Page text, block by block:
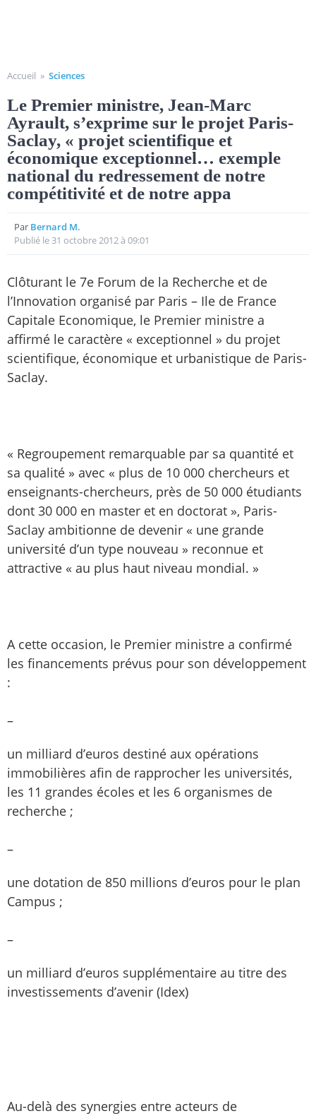
Accueil » Sciences
Le Premier ministre, Jean-Marc
Ayrault, s’exprime sur le projet Paris-
Saclay, « projet scientifique et
économique exceptionnel… exemple
national du redressement de notre
compétitivité et de notre appa
Par Bernard M.
Publié le 31 octobre 2012 à 09:01
Clôturant le 7e Forum de la Recherche et de
l’Innovation organisé par Paris – Ile de France
Capitale Economique, le Premier ministre a
affirmé le caractère « exceptionnel » du projet
scientifique, économique et urbanistique de Paris-
Saclay.
« Regroupement remarquable par sa quantité et
sa qualité » avec « plus de 10 000 chercheurs et
enseignants-chercheurs, près de 50 000 étudiants
dont 30 000 en master et en doctorat », Paris-
Saclay ambitionne de devenir « une grande
université d’un type nouveau » reconnue et
attractive « au plus haut niveau mondial. »
A cette occasion, le Premier ministre a confirmé
les financements prévus pour son développement
:
–
un milliard d’euros destiné aux opérations
immobilières afin de rapprocher les universités,
les 11 grandes écoles et les 6 organismes de
recherche ;
–
une dotation de 850 millions d’euros pour le plan
Campus ;
–
un milliard d’euros supplémentaire au titre des
investissements d’avenir (Idex)
Au-delà des synergies entre acteurs de